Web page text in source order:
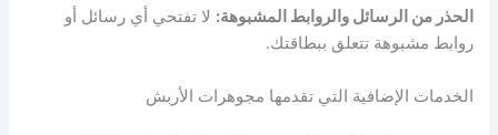
الحذر من الرسائل والروابط المشبوهة: لا تفتحي أي رسائل أو
روابط مشبوهة تتعلق ببطاقتك.
الخدمات الإضافية التي تقدمها مجوهرات الأربش